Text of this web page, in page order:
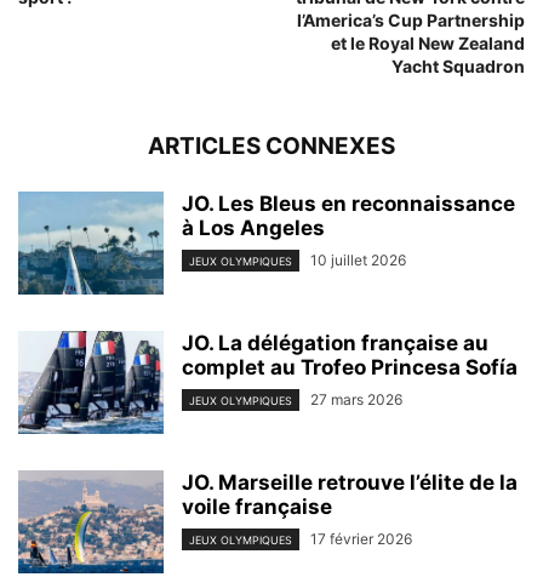
l’America’s Cup Partnership
et le Royal New Zealand
Yacht Squadron
ARTICLES CONNEXES
JO. Les Bleus en reconnaissance
à Los Angeles
JEUX OLYMPIQUES 10 juillet 2026
JO. La délégation française au
complet au Trofeo Princesa Sofía
JEUX OLYMPIQUES 27 mars 2026
JO. Marseille retrouve l’élite de la
voile française
JEUX OLYMPIQUES 17 février 2026